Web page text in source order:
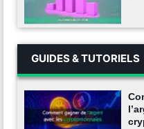
GUIDES & TUTORIELS